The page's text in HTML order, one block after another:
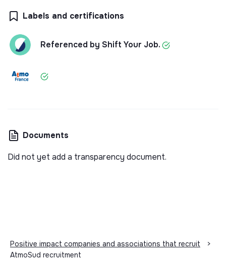
Labels and certifications
Referenced by Shift Your Job.
Documents
Did not yet add a transparency document.
Positive impact companies and associations that recruit
>
AtmoSud recruitment